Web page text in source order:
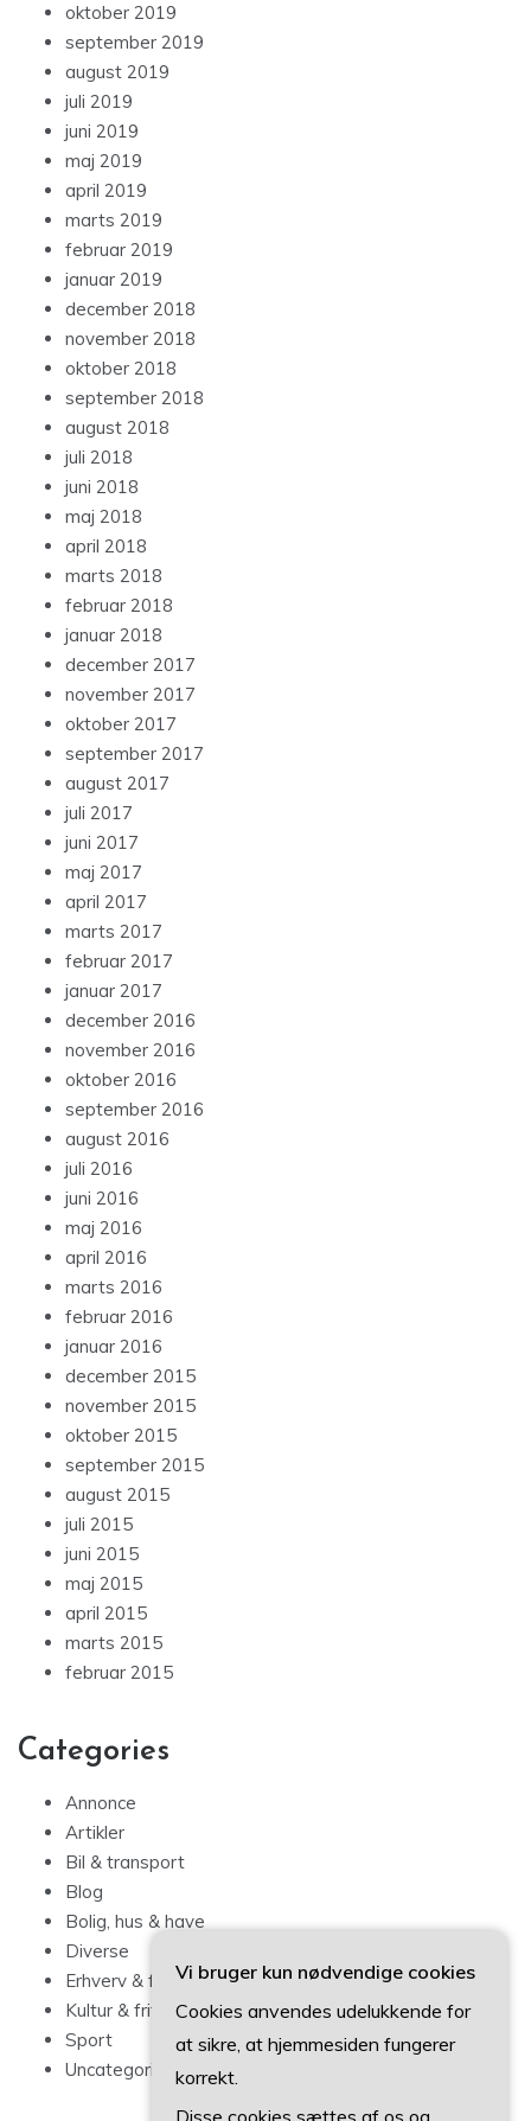
oktober 2019
september 2019
august 2019
juli 2019
juni 2019
maj 2019
april 2019
marts 2019
februar 2019
januar 2019
december 2018
november 2018
oktober 2018
september 2018
august 2018
juli 2018
juni 2018
maj 2018
april 2018
marts 2018
februar 2018
januar 2018
december 2017
november 2017
oktober 2017
september 2017
august 2017
juli 2017
juni 2017
maj 2017
april 2017
marts 2017
februar 2017
januar 2017
december 2016
november 2016
oktober 2016
september 2016
august 2016
juli 2016
juni 2016
maj 2016
april 2016
marts 2016
februar 2016
januar 2016
december 2015
november 2015
oktober 2015
september 2015
august 2015
juli 2015
juni 2015
maj 2015
april 2015
marts 2015
februar 2015
Categories
Annonce
Artikler
Bil & transport
Blog
Bolig, hus & have
Diverse
Erhverv & forbrug
Kultur & fritid
Sport
Uncategorized
Vi bruger kun nødvendige cookies
Cookies anvendes udelukkende for
at sikre, at hjemmesiden fungerer
korrekt.
Disse cookies sættes af os og